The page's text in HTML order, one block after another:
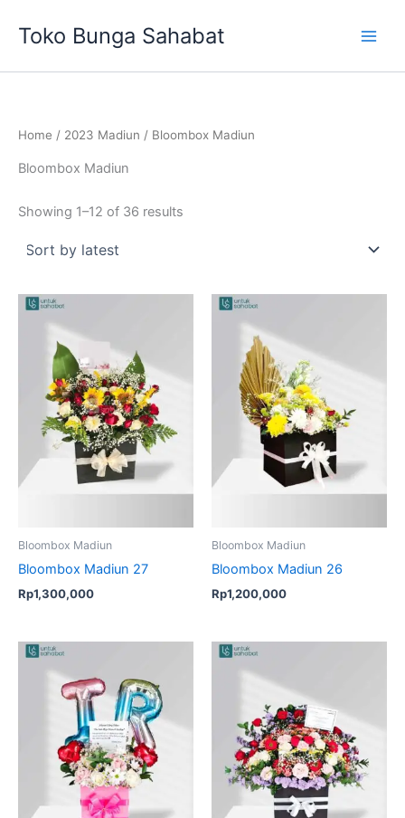
Toko Bunga Sahabat
Home / 2023 Madiun / Bloombox Madiun
Bloombox Madiun
Showing 1–12 of 36 results
latest
Bloombox Madiun
Bloombox Madiun 27
Rp1,300,000
Bloombox Madiun
Bloombox Madiun 26
Rp1,200,000